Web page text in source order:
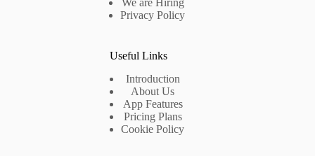
Privacy Policy
Useful Links
Introduction
About Us
App Features
Pricing Plans
Cookie Policy